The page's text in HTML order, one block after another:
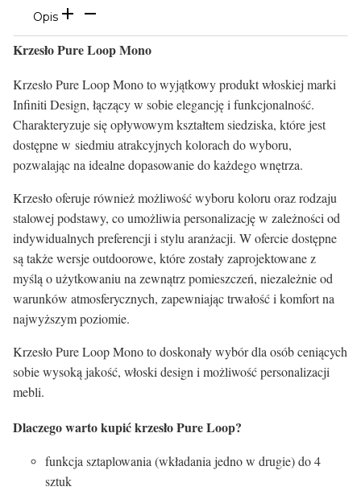
Opis
Krzesło Pure Loop Mono
Krzesło Pure Loop Mono to wyjątkowy produkt włoskiej marki
Infiniti Design, łączący w sobie elegancję i funkcjonalność.
Charakteryzuje się opływowym kształtem siedziska, które jest
dostępne w siedmiu atrakcyjnych kolorach do wyboru,
pozwalając na idealne dopasowanie do każdego wnętrza.
Krzesło oferuje również możliwość wyboru koloru oraz rodzaju
stalowej podstawy, co umożliwia personalizację w zależności od
indywidualnych preferencji i stylu aranżacji. W ofercie dostępne
są także wersje outdoorowe, które zostały zaprojektowane z
myślą o użytkowaniu na zewnątrz pomieszczeń, niezależnie od
warunków atmosferycznych, zapewniając trwałość i komfort na
najwyższym poziomie.
Krzesło Pure Loop Mono to doskonały wybór dla osób ceniących
sobie wysoką jakość, włoski design i możliwość personalizacji
mebli.
Dlaczego warto kupić krzesło Pure Loop?
funkcja sztaplowania (wkładania jedno w drugie) do 4
sztuk